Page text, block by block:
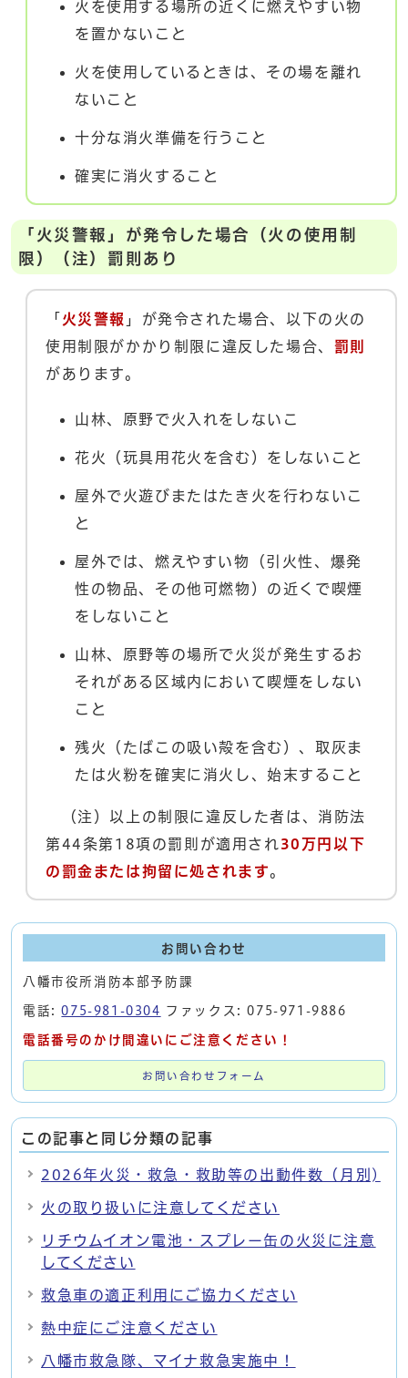
火を使用する場所の近くに燃えやすい物
を置かないこと
火を使用しているときは、その場を離れ
ないこと
十分な消火準備を行うこと
確実に消火すること
「火災警報」が発令した場合（火の使用制
限）（注）罰則あり
「 火災警報 」が発令された場合、以下の火の
使用制限がかかり制限に違反した場合、 罰則
があります。
山林、原野で火入れをしないこ
花火（玩具用花火を含む）をしないこと
屋外で火遊びまたはたき火を行わないこ
と
屋外では、燃えやすい物（引火性、爆発
性の物品、その他可燃物）の近くで喫煙
をしないこと
山林、原野等の場所で火災が発生するお
それがある区域内において喫煙をしない
こと
残火（たばこの吸い殻を含む）、取灰ま
たは火粉を確実に消火し、始末すること
（注）以上の制限に違反した者は、消防法
第44条第18項の罰則が適用され 30万円以下
の罰金または拘留に処されます。
お問い合わせ
八幡市役所消防本部予防課
電話:075-981-0304 ファックス: 075-971-9886
電話番号のかけ間違いにご注意ください！
お問い合わせフォーム
この記事と同じ分類の記事
2026年火災・救急・救助等の出動件数（月別)
火の取り扱いに注意してください
リチウムイオン電池・スプレー缶の火災に注意
してください
救急車の適正利用にご協力ください
熱中症にご注意ください
八幡市救急隊、マイナ救急実施中！